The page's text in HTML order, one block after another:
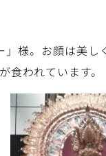
様。お顔は美し
食われています。